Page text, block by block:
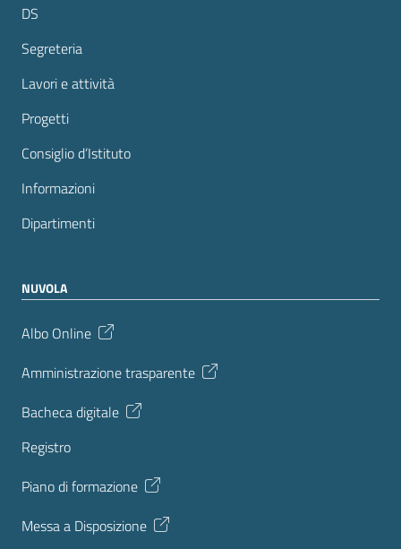
DS
Segreteria
Lavori e attività
Progetti
Consiglio d’Istituto
Informazioni
Dipartimenti
NUVOLA
Albo Online
Amministrazione trasparente
Bacheca digitale
Registro
Piano di formazione
Messa a Disposizione